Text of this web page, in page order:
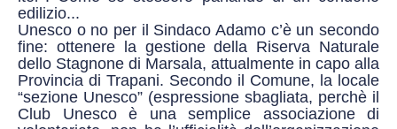
edilizio...
Unesco o no per il Sindaco Adamo c’è un secondo
fine: ottenere la gestione della Riserva Naturale
dello Stagnone di Marsala, attualmente in capo alla
Provincia di Trapani. Secondo il Comune, la locale
“sezione Unesco” (espressione sbagliata, perchè il
Club Unesco è una semplice associazione di